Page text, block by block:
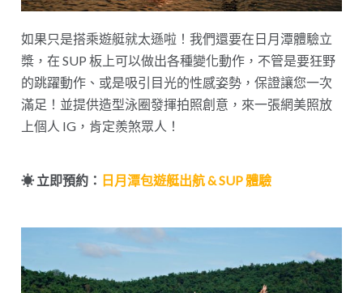
如果只是搭乘遊艇就太遜啦！我們還要在日月潭體驗立
槳，在 SUP 板上可以做出各種變化動作，不管是要狂野
的跳躍動作、或是吸引目光的性感姿勢，保證讓您一次
滿足！並提供造型泳圈發揮拍照創意，來一張網美照放
上個人 IG，肯定羨煞眾人！
☀︎ 立即預約： 日月潭包遊艇出航 & SUP 體驗